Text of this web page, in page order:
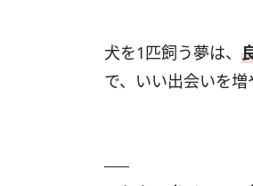
犬を1匹飼う夢は、
で、いい出会いを増